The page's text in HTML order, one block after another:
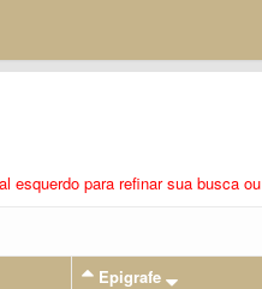
esquerdo para refinar sua busca
Epigrafe